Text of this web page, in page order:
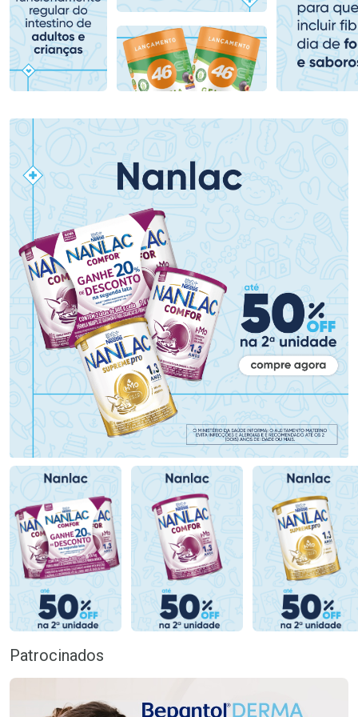
Comprar sem Desconto
Por R$ 159,59/cada
Comprar sem Desconto
Por R$ 159,59/cada
Comprar sem Desconto
Por R$ 139,59/cada
Comprar sem Desconto
Por R$ 139,59/cada
Patrocinados